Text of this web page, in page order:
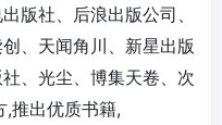
版社、后浪出版公司、
、天闻角川、新星出版
、光尘、博集天卷、次
推出优质书籍,